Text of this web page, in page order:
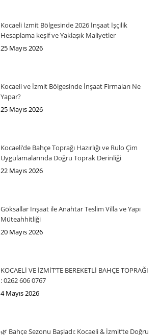
Kocaeli İzmit Bölgesinde 2026 İnşaat İşçilik
Hesaplama keşif ve Yaklaşık Maliyetler
25 Mayıs 2026
Kocaeli ve İzmit Bölgesinde İnşaat Firmaları Ne
Yapar?
25 Mayıs 2026
Kocaeli’de Bahçe Toprağı Hazırlığı ve Rulo Çim
Uygulamalarında Doğru Toprak Derinliği
22 Mayıs 2026
Göksallar İnşaat ile Anahtar Teslim Villa ve Yapı
Müteahhitliği
20 Mayıs 2026
KOCAELİ VE İZMİT’TE BEREKETLİ BAHÇE TOPRAĞI
: 0262 606 0767
4 Mayıs 2026
🌿 Bahçe Sezonu Başladı: Kocaeli & İzmit’te Doğru